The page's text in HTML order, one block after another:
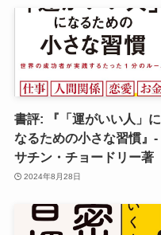
書評: 『「運がいい人」に
なるための小さな習慣』-
サチン・チョードリー著
2024年8月28日